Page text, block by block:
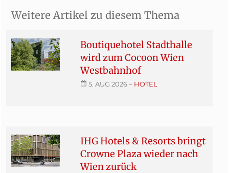
Weitere Artikel zu diesem Thema
Boutiquehotel Stadthalle
wird zum Cocoon Wien
Westbahnhof
5. AUG 2026– HOTEL
IHG Hotels & Resorts bringt
Crowne Plaza wieder nach
Wien zurück